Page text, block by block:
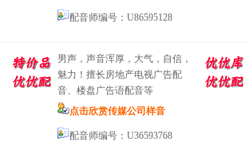
配音师编号：U86595128
男声，声音浑厚，大气，自信，
魅力！擅长房地产电视广告配
音、楼盘广告语配音等
点击欣赏传媒公司样音
配音师编号：U36593768